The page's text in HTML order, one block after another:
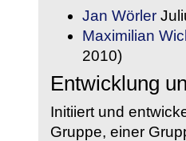
Jan Wörler
Maximilian
2010)
Entwicklung
Initiiert und
Gruppe, einer